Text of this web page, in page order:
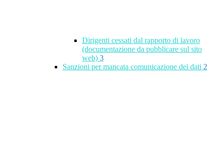
Dirigenti cessati dal rapporto di lavoro
(documentazione da pubblicare sul sito
web) 3
Sanzioni per mancata comunicazione dei dati 2